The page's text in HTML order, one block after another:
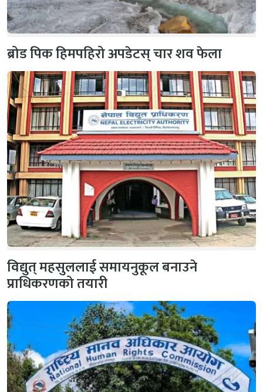
ब्रोड पिक हिमपहिरो अपडेटस् चार शव फेला
विद्युत् महसुललाई समायनुकूल बनाउने
प्राधिकरणको तयारी